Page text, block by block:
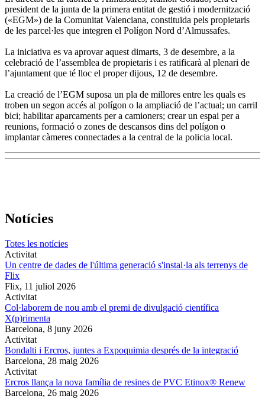
president de la junta de la primera entitat de gestió i modernització
(«EGM») de la Comunitat Valenciana, constituïda pels propietaris
de les parcel·les que integren el Polígon Nord d’Almussafes.
La iniciativa es va aprovar aquest dimarts, 3 de desembre, a la
celebració de l’assemblea de propietaris i es ratificarà al plenari de
l’ajuntament que té lloc el proper dijous, 12 de desembre.
La creació de l’EGM suposa un pla de millores entre les quals es
troben un segon accés al polígon o la ampliació de l’actual; un carril
bici; habilitar aparcaments per a camioners; crear un espai per a
reunions, formació o zones de descansos dins del polígon o
implantar càmeres connectades a la central de la policia local.
Notícies
Totes les notícies
Activitat
Un centre de dades de l'última generació s'instal·la als terrenys de
Flix
Flix, 11 juliol 2026
Activitat
Col·laborem de nou amb el premi de divulgació científica
X(p)rimenta
Barcelona, 8 juny 2026
Activitat
Bondalti i Ercros, juntes a Expoquimia després de la integració
Barcelona, 28 maig 2026
Activitat
Ercros llança la nova família de resines de PVC Etinox® Renew
Barcelona, 26 maig 2026